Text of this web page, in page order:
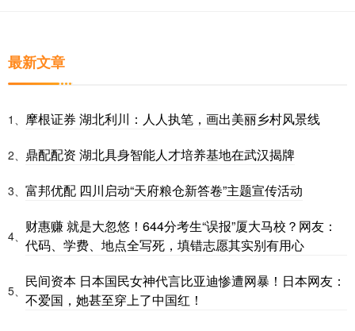
最新文章
1、 摩根证券 湖北利川：人人执笔，画出美丽乡村风景线
2、 鼎配配资 湖北具身智能人才培养基地在武汉揭牌
3、 富邦优配 四川启动“天府粮仓新答卷”主题宣传活动
4、
财惠赚 就是大忽悠！644分考生“误报”厦大马校？网友：
代码、学费、地点全写死，填错志愿其实别有用心
5、
民间资本 日本国民女神代言比亚迪惨遭网暴！日本网友：
不爱国，她甚至穿上了中国红！